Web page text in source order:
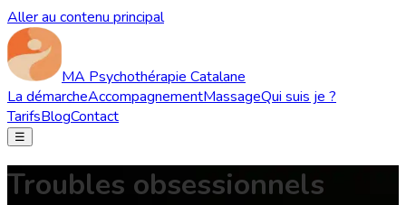
Aller au contenu principal
MA Psychothérapie Catalane
La démarcheAccompagnementMassageQui suis je ?
TarifsBlogContact
☰
Troubles obsessionnels